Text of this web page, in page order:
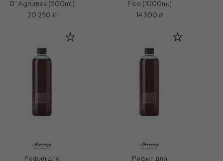
D`Agrumes (500ml)
20 250 ₽
Fico (1000ml)
14 300 ₽
Рефил для
Рефил для